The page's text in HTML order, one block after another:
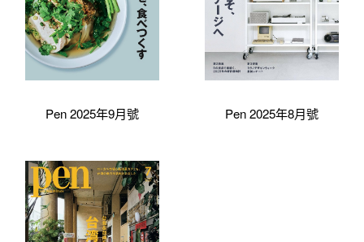
Pen 2025年9月號 Pen 2025年8月號